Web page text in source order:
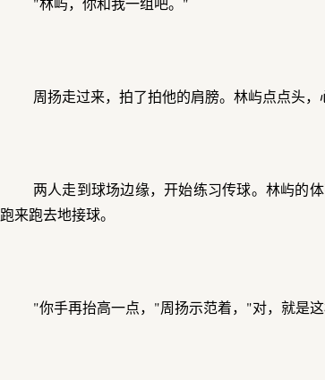
周扬走过来，拍了拍他的肩膀。林屿点点头
两人走到球场边缘，开始练习传球。林屿的
跑来跑去地接球。
"你手再抬高一点，"周扬示范着，"对，就是